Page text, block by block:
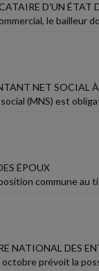
D'UN ÉTAT
le bailleur
NET SOCIAL
(MNS) est
ÉPOUX
commune au
NATIONAL DES
prévoit la